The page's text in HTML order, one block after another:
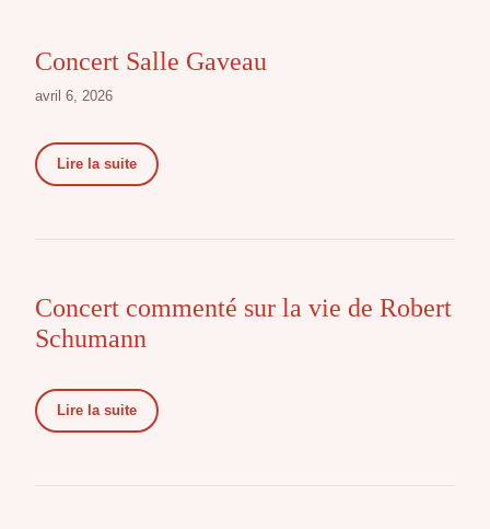
Concert Salle Gaveau
avril 6, 2026
Lire la suite
Concert commenté sur la vie de Robert
Schumann
Lire la suite